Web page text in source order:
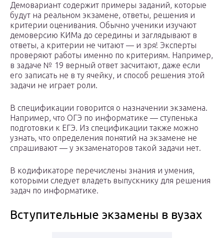
Демовариант содержит примеры заданий, которые
будут на реальном экзамене, ответы, решения и
критерии оценивания. Обычно ученики изучают
демоверсию КИМа до середины и заглядывают в
ответы, а критерии не читают — и зря! Эксперты
проверяют работы именно по критериям. Например,
в задаче № 19 верный ответ засчитают, даже если
его записать не в ту ячейку, и способ решения этой
задачи не играет роли.
В спецификации говорится о назначении экзамена.
Например, что ОГЭ по информатике — ступенька
подготовки к ЕГЭ. Из спецификации также можно
узнать, что определения понятий на экзамене не
спрашивают — у экзаменаторов такой задачи нет.
В кодификаторе перечислены знания и умения,
которыми следует владеть выпускнику для решения
задач по информатике.
Вступительные экзамены в вузах